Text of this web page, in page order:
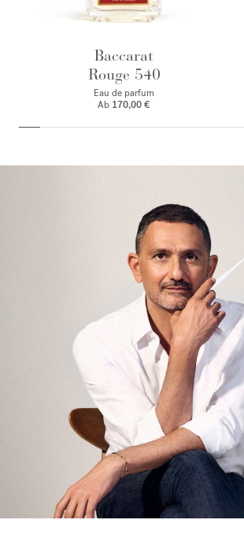
Baccarat
Rouge 540
Eau de parfum
Ab 170,00 €